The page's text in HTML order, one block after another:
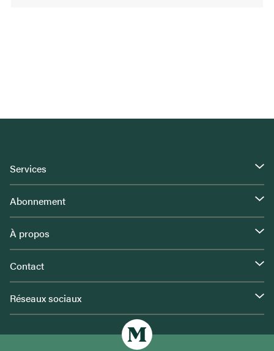
Services
Abonnement
À propos
Contact
Réseaux sociaux